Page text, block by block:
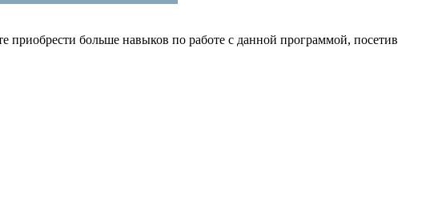
больше навыков по работе с данной программой, посетив